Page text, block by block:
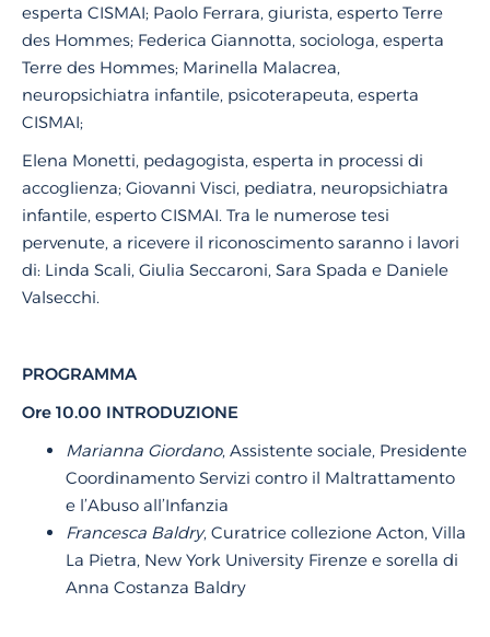
esperta CISMAI; Paolo Ferrara, giurista, esperto Terre
des Hommes; Federica Giannotta, sociologa, esperta
Terre des Hommes; Marinella Malacrea,
neuropsichiatra infantile, psicoterapeuta, esperta
CISMAI;
Elena Monetti, pedagogista, esperta in processi di
accoglienza; Giovanni Visci, pediatra, neuropsichiatra
infantile, esperto CISMAI. Tra le numerose tesi
pervenute, a ricevere il riconoscimento saranno i lavori
di: Linda Scali, Giulia Seccaroni, Sara Spada e Daniele
Valsecchi.
PROGRAMMA
Ore 10.00 INTRODUZIONE
Marianna Giordano, Assistente sociale, Presidente
Coordinamento Servizi contro il Maltrattamento
e l’Abuso all’Infanzia
Francesca Baldry, Curatrice collezione Acton, Villa
La Pietra, New York University Firenze e sorella di
Anna Costanza Baldry